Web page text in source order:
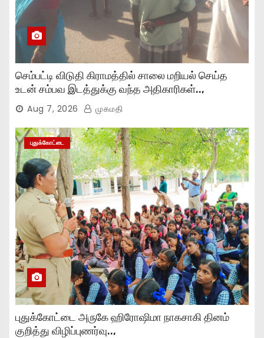
செம்பட்டி விடுதி கிராமத்தில் சாலை மறியல் செய்த
உடன் சம்பவ இடத்துக்கு வந்த அதிகாரிகள்..,
Aug 7, 2026 முகமதி
புதுக்கோட்டை
புதுக்கோட்டை அருகே ஹிரோஷிமா நாகசாகி தினம்
குறித்து விழிப்புணர்வு..,